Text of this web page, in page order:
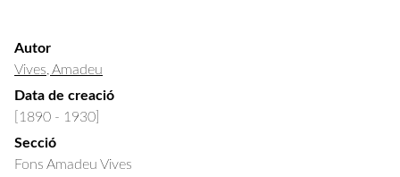
Autor
Vives, Amadeu
Data de creació
[1890 - 1930]
Secció
Fons Amadeu Vives